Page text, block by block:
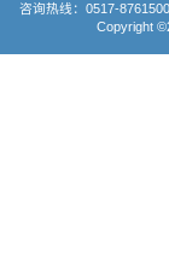
咨询热线： 0517-
Copyright